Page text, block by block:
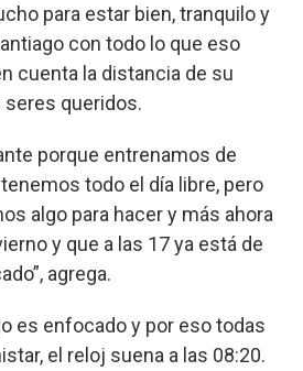
para estar bien, tranquilo y
con todo lo que eso
cuenta la distancia de su
seres queridos.
porque entrenamos de
todo el día libre, pero
algo para hacer y más ahora
y que a las 17 ya está de
agrega.
es enfocado y por eso todas
el reloj suena a las 08:20.